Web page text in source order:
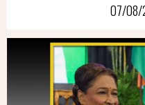
07/08/